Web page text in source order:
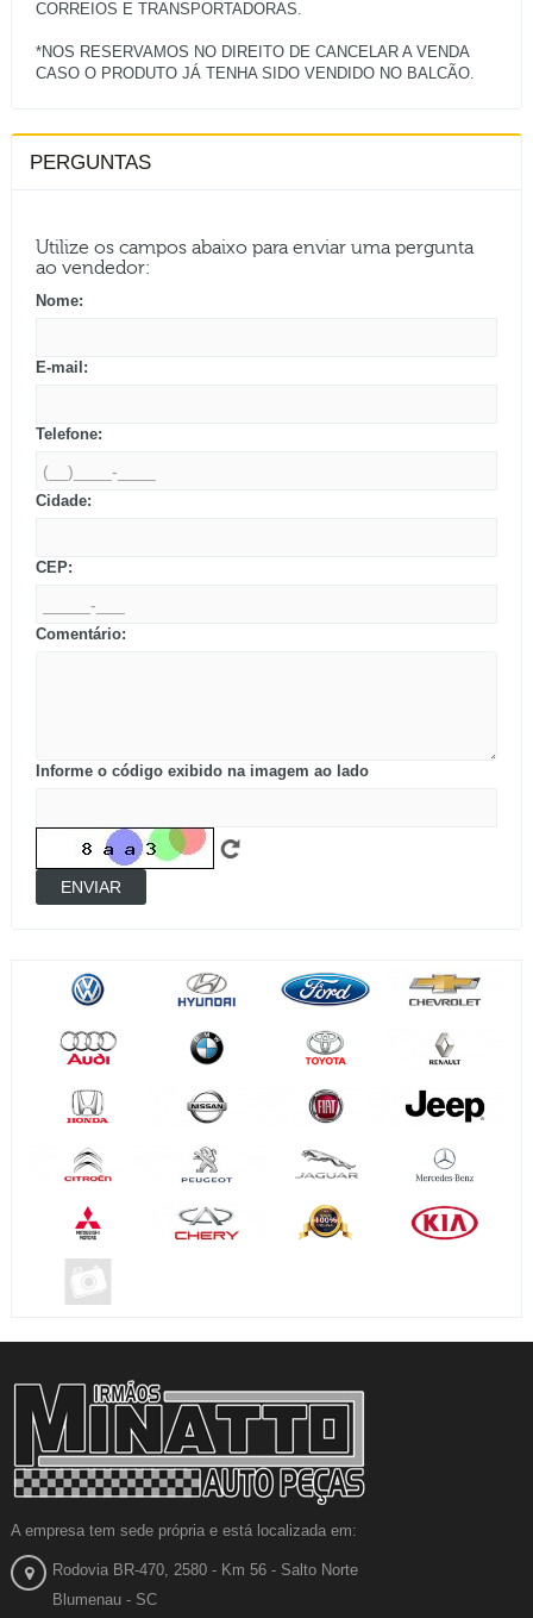
CORREIOS E TRANSPORTADORAS.
*NOS RESERVAMOS NO DIREITO DE CANCELAR A VENDA
PERGUNTAS
Utilize os campos abaixo para enviar uma pergunta
ao vendedor:
Nome:
E-mail:
Telefone:
Cidade:
CEP:
Comentário:
Informe o código exibido na imagem ao lado
ENVIAR
A empresa tem sede própria e está localizada em:
Rodovia BR-470, 2580 - Km 56 - Salto Norte
Blumenau - SC